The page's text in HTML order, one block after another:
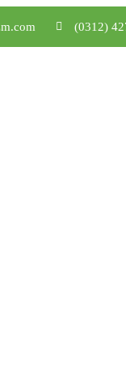
(0312)